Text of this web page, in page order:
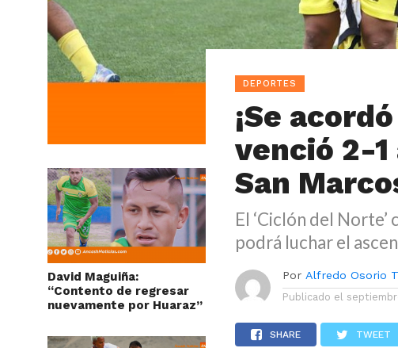
David Maguiña:
“Contento de regresar
nuevamente por Huaraz”
DEPORTES
¡Se
venció 2-
San
El ‘Ciclón del Norte’
podrá luchar el
Por Alfredo Osorio
Publicado el
SHARE TWEET